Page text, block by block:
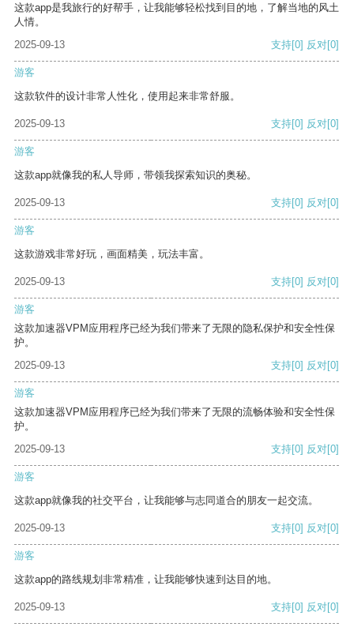
这款app是我旅行的好帮手，让我能够轻松找到目的地，了解当地的风土
人情。
2025-09-13
支持[0] 反对[0]
游客
这款软件的设计非常人性化，使用起来非常舒服。
2025-09-13 支持[0] 反对[0]
游客
这款app就像我的私人导师，带领我探索知识的奥秘。
2025-09-13 支持[0] 反对[0]
游客
这款游戏非常好玩，画面精美，玩法丰富。
2025-09-13 支持[0] 反对[0]
游客
这款加速器VPM应用程序已经为我们带来了无限的隐私保护和安全性保
护。
2025-09-13
支持[0] 反对[0]
游客
这款加速器VPM应用程序已经为我们带来了无限的流畅体验和安全性保
护。
2025-09-13
支持[0] 反对[0]
游客
这款app就像我的社交平台，让我能够与志同道合的朋友一起交流。
2025-09-13 支持[0] 反对[0]
游客
这款app的路线规划非常精准，让我能够快速到达目的地。
2025-09-13 支持[0] 反对[0]